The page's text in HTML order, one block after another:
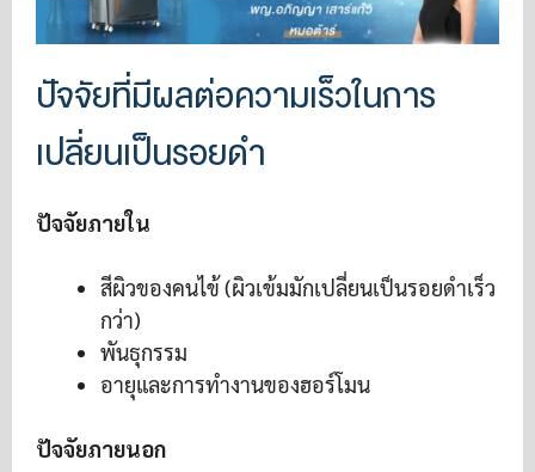
ปัจจัยที่มีผลต่อความเร็วในการ
เปลี่ยนเป็นรอยดำ
ปัจจัยภายใน
สีผิวของคนไข้ (ผิวเข้มมักเปลี่ยนเป็นรอยดำเร็ว
กว่า)
พันธุกรรม
อายุและการทำงานของฮอร์โมน
ปัจจัยภายนอก